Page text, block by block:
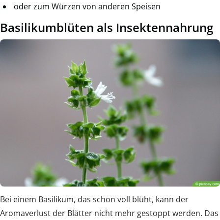
oder zum Würzen von anderen Speisen
Basilikumblüten als Insektennahrung
Bei einem Basilikum, das schon voll blüht, kann der
Aromaverlust der Blätter nicht mehr gestoppt werden. Das